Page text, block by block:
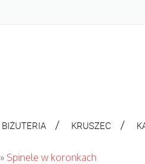
BIŻUTERIA KRUSZEC
» Spinele w koronkach